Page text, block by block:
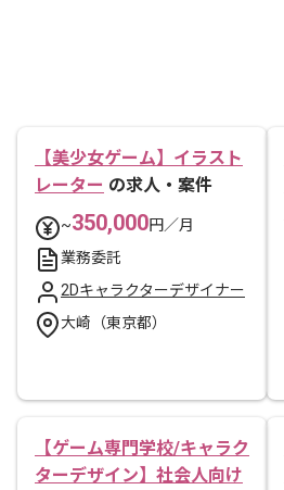
【美少女ゲーム】イラスト
レーター の求人・案件
~350,000円／月
業務委託
2Dキャラクターデザイナー
大崎（東京都）
【ゲーム専門学校/キャラク
ターデザイン】社会人向け